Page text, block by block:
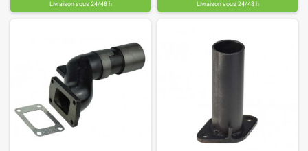
Livraison sous 24/48 h Livraison sous 24/48 h